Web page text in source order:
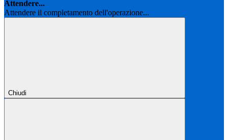
Attendere...
Attendere il completamento dell'operazione...
Chiudi